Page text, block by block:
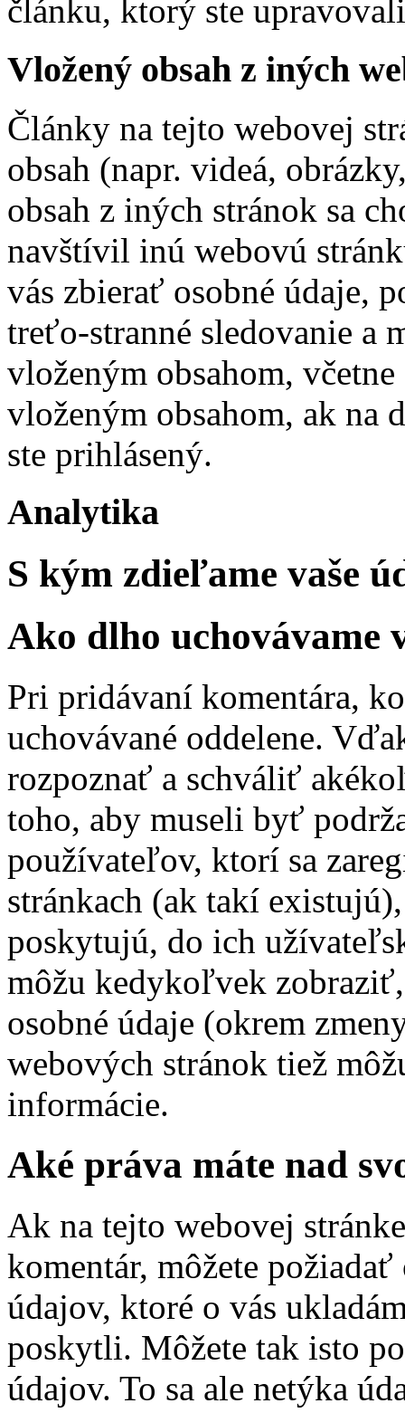
článku, ktorý ste
Vložený obsah z iných
Články na tejto webovej
obsah (napr. videá,
obsah z iných stránok sa
navštívil inú webovú
vás zbierať osobné údaje,
treťo-stranné sledovanie a
vloženým obsahom,
vloženým obsahom, ak na
ste prihlásený.
Analytika
S kým zdieľame vaše
Ako dlho uchovávame
Pri pridávaní komentára,
uchovávané oddelene.
rozpoznať a schváliť
toho, aby museli byť
používateľov, ktorí sa
stránkach (ak takí
poskytujú, do ich
môžu kedykoľvek
osobné údaje (okrem
webových stránok tiež
informácie.
Aké práva máte nad
Ak na tejto webovej
komentár, môžete
údajov, ktoré o vás
poskytli. Môžete tak isto
údajov. To sa ale netýka